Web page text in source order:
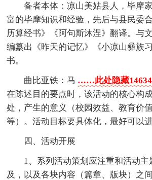
备者本体：凉山美姑县人，毕摩
富的毕摩知识和经验，先后与县民委
历算经书》《阿句斯沐涅》翻译。与
编纂出《昨天的记忆》《小凉山彝族
书。
曲比亚铁：马 ……此处隐藏
在陈述目的要点时，该活动的核心构
处，产生的意义（校园效益、教育价
等）。活动目标要具体化，最好可以
四、活动开展
1、系列活动策划应注重和活动
及，以及各块内容（篇章、版块）之